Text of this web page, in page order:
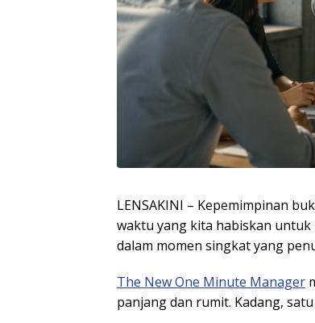
LENSAKINI – Kepemimpinan
waktu yang kita habiskan
dalam momen singkat yang
The New One Minute Manager
panjang dan rumit. Kadang,